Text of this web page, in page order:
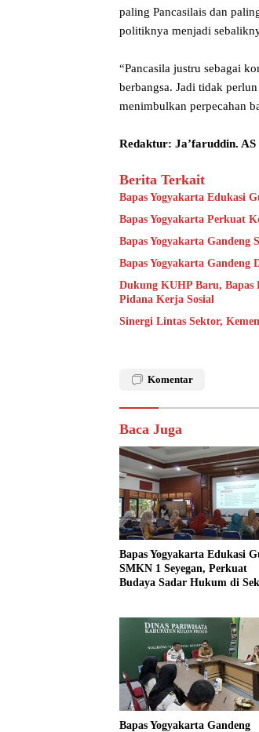
paling Pancasilais dan
politiknya menjadi
“Pancasila justru sebagai
berbangsa. Jadi tidak
menimbulkan perpecahan
Redaktur: Ja’faruddin. AS
Berita Terkait
Bapas Yogyakarta Edukasi
Bapas Yogyakarta Perkuat
Bapas Yogyakarta Gandeng
Bapas Yogyakarta
Dukung KUHP Baru, Bapas
Pidana Kerja Sosial
Sinergi Lintas Sektor,
Komentar
Baca Juga
Bapas Yogyakarta Edukasi
SMKN 1 Seyegan, Perkuat
Budaya Sadar Hukum di
Bapas Yogyakarta Gandeng